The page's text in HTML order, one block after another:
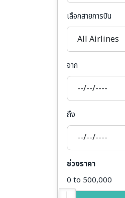
เลือกสายการบิน
จาก
ถึง
ช่วงราคา
0 to 500,000